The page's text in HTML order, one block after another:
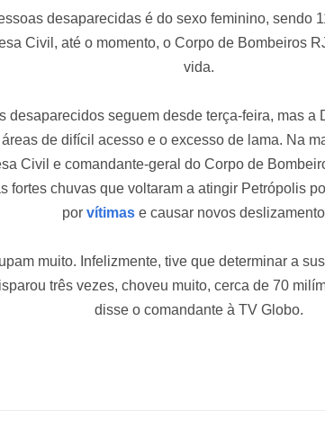
desaparecidas é do sexo feminino, sendo
Civil, até o momento, o Corpo de Bombeiros
vida.
desaparecidos seguem desde terça-feira, mas a
de difícil acesso e o excesso de lama. Na
Civil e comandante-geral do Corpo de
fortes chuvas que voltaram a atingir Petrópolis
por vítimas e causar novos
muito. Infelizmente, tive que determinar a
três vezes, choveu muito, cerca de 70
disse o comandante à TV Globo.